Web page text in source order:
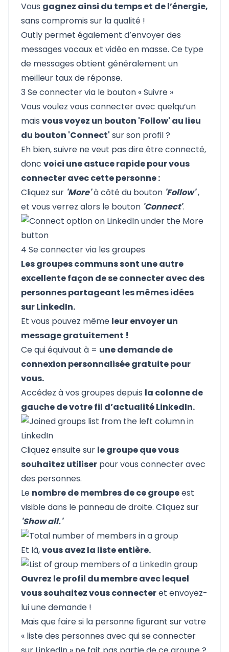
Vous gagnez ainsi du temps et de l’énergie,
sans compromis sur la qualité !
Outly permet également d’envoyer des
messages vocaux et vidéo en masse. Ce type
de messages obtient généralement un
meilleur taux de réponse.
3 Se connecter via le bouton « Suivre »
Vous voulez vous connecter avec quelqu’un
mais vous voyez un bouton 'Follow' au lieu
du bouton 'Connect' sur son profil ?
Eh bien, suivre ne veut pas dire être connecté,
donc voici une astuce rapide pour vous
connecter avec cette personne :
Cliquez sur 'More'à côté du bouton 'Follow',
et vous verrez alors le bouton 'Connect'.
4 Se connecter via les groupes
Les groupes communs sont une autre
excellente façon de se connecter avec des
personnes partageant les mêmes idées
sur LinkedIn.
Et vous pouvez même leur envoyer un
message gratuitement !
Ce qui équivaut à = une demande de
connexion personnalisée gratuite pour
vous.
Accédez à vos groupes depuis la colonne de
gauche de votre fil d’actualité LinkedIn.
Cliquez ensuite sur le groupe que vous
souhaitez utiliser pour vous connecter avec
des personnes.
Le nombre de membres de ce groupeest
visible dans le panneau de droite. Cliquez sur
'Show all.'
Et là,vous avez la liste entière.
Ouvrez le profil du membre avec lequel
vous souhaitez vous connecteret envoyez-
lui une demande !
Mais que faire si la personne figurant sur votre
« liste des personnes avec qui se connecter